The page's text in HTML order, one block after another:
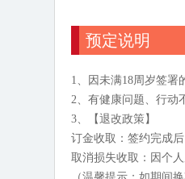
预定说明
1、因未满18周岁签署
2、有健康问题、行动
3、【退改政策】
订金收取：签约完成
取消损失收取：因个